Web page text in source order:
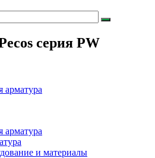
серия PW
и материалы